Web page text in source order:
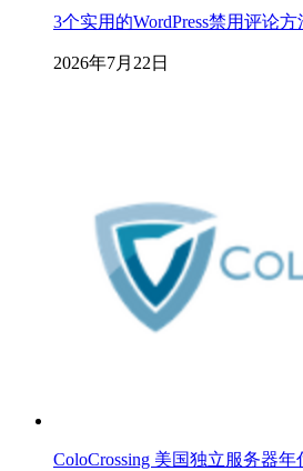
3个实用的WordPress禁用评论方
2026年7月22日
ColoCrossing 美国独立服务器